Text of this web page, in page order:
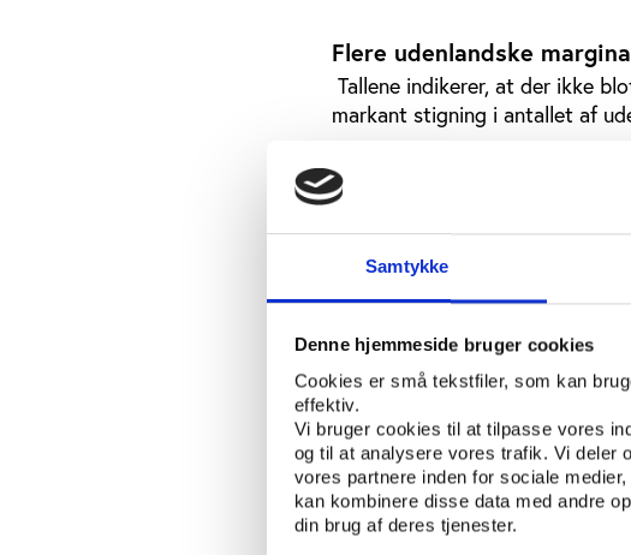
Samtykke
Denne hjemmeside bruger cookies
Cookies er små tekstfiler, som kan
effektiv.
Vi bruger cookies til at tilpasse vores
og til at analysere vores trafik. Vi deler
vores partnere inden for sociale
kan kombinere disse data med andre
din brug af deres tjenester.
Flere udenlandske
Tallene indikerer, at der ikke
markant stigning i antallet af
Knap 60 procent af
banen. Desuden var 2006 det
Disse udviklinger har
indkøbes til at fylde pladserne
på langt sigt kan få
Forskellige strategier
Der er dog store forskelle
spillere. I Lyn, hvor hele 60
har man sideløbende givet en